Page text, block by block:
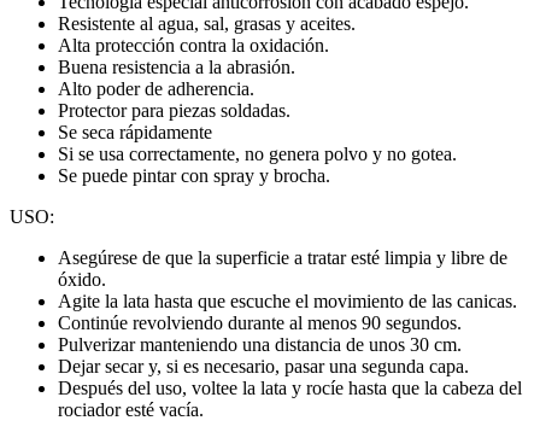
Resistente al agua, sal, grasas y aceites.
Alta protección contra la oxidación.
Buena resistencia a la abrasión.
Alto poder de adherencia.
Protector para piezas soldadas.
Se seca rápidamente
Si se usa correctamente, no genera polvo y no gotea.
Se puede pintar con spray y brocha.
USO:
Asegúrese de que la superficie a tratar esté limpia y libre de
óxido.
Agite la lata hasta que escuche el movimiento de las canicas.
Continúe revolviendo durante al menos 90 segundos.
Pulverizar manteniendo una distancia de unos 30 cm.
Dejar secar y, si es necesario, pasar una segunda capa.
Después del uso, voltee la lata y rocíe hasta que la cabeza del
rociador esté vacía.